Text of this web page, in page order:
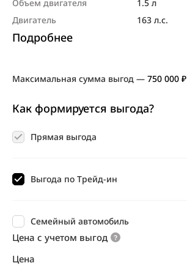
Объем двигателя
1.5 л
Двигатель
163 л.с.
Подробнее
Максимальная сумма выгод — 750 000 ₽
Как формируется выгода?
Прямая выгода
Выгода по Трейд-ин
Семейный автомобиль
Цена с учетом выгод
Цена